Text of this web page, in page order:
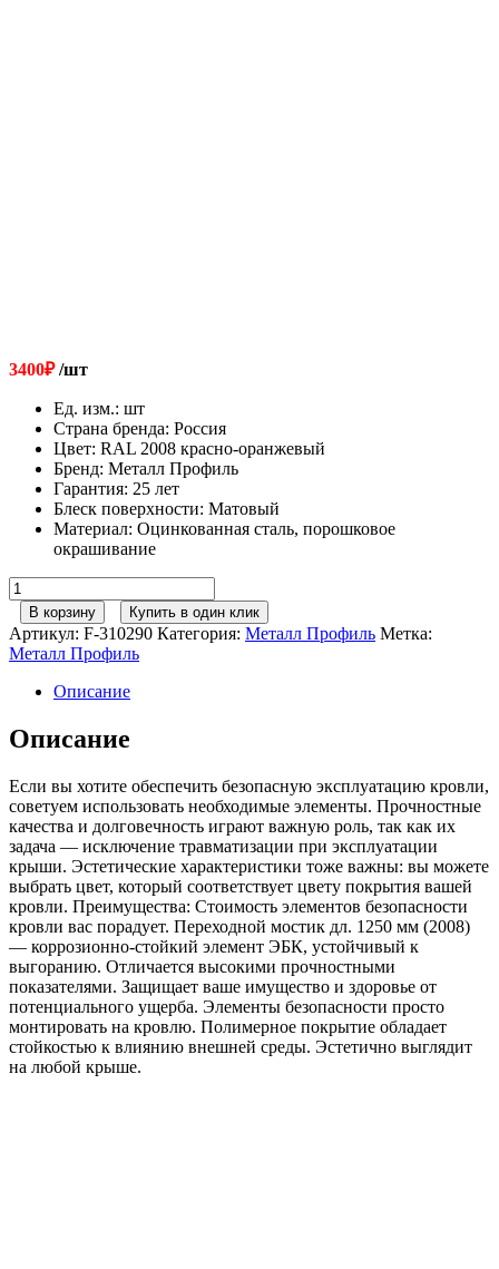
3400₽/шт
Ед. изм.: шт
Страна бренда: Россия
Цвет: RAL 2008 красно-оранжевый
Бренд: Металл Профиль
Гарантия: 25 лет
Блеск поверхности: Матовый
Материал: Оцинкованная сталь, порошковое
окрашивание
Количество
товара
Металл
Профиль
Переходной
мостик
1250
мм
В корзину Купить в один клик
Артикул: F-310290 Категория: Металл Профиль Метка:
Металл Профиль
Описание
Описание
Если вы хотите обеспечить безопасную эксплуатацию кровли,
советуем использовать необходимые элементы. Прочностные
качества и долговечность играют важную роль, так как их
задача — исключение травматизации при эксплуатации
крыши. Эстетические характеристики тоже важны: вы можете
выбрать цвет, который соответствует цвету покрытия вашей
кровли. Преимущества: Стоимость элементов безопасности
кровли вас порадует. Переходной мостик дл. 1250 мм (2008)
— коррозионно-стойкий элемент ЭБК, устойчивый к
выгоранию. Отличается высокими прочностными
показателями. Защищает ваше имущество и здоровье от
потенциального ущерба. Элементы безопасности просто
монтировать на кровлю. Полимерное покрытие обладает
стойкостью к влиянию внешней среды. Эстетично выглядит
на любой крыше.